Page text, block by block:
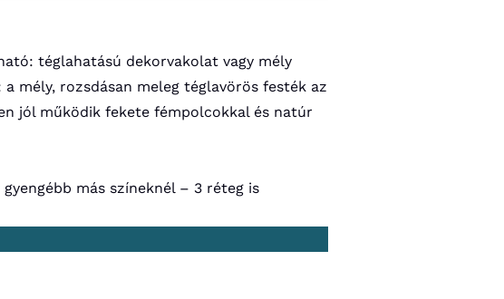
téglahatású dekorvakolat vagy mély
mély, rozsdásan meleg téglavörös festék az
jól működik fekete fémpolcokkal és natúr
más színeknél – 3 réteg is